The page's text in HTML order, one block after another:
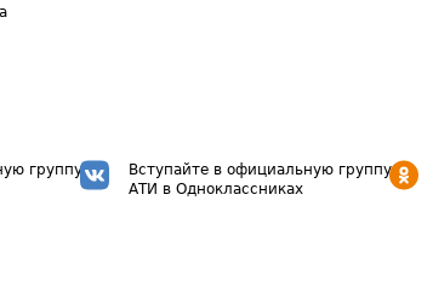
группу
Вступайте в официальную группу
АТИ в Одноклассниках